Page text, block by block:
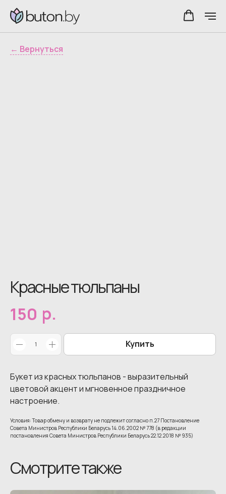
← Вернуться
Красные тюльпаны
150 р.
Купить
Букет из красных тюльпанов - выразительный
цветовой акцент и мгновенное праздничное
настроение.
Условия: Товар обмену и возврату не подлежит согласно п.27 Постановление
Совета Министров Республики Беларусь 14.06.2002 № 778 (в редакции
постановления Совета Министров Республики Беларусь 22.12.2018 № 935)
Смотрите также